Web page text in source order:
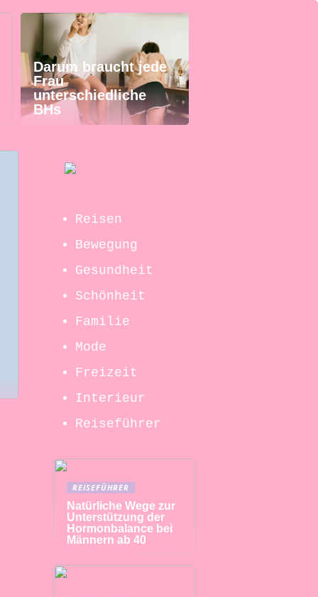
Darum braucht jede
Frau
unterschiedliche
BHs
Reisen
Bewegung
Gesundheit
Schönheit
Familie
Mode
Freizeit
Interieur
Reiseführer
REISEFÜHRER
Natürliche Wege zur
Unterstützung der
Hormonbalance bei
Männern ab 40